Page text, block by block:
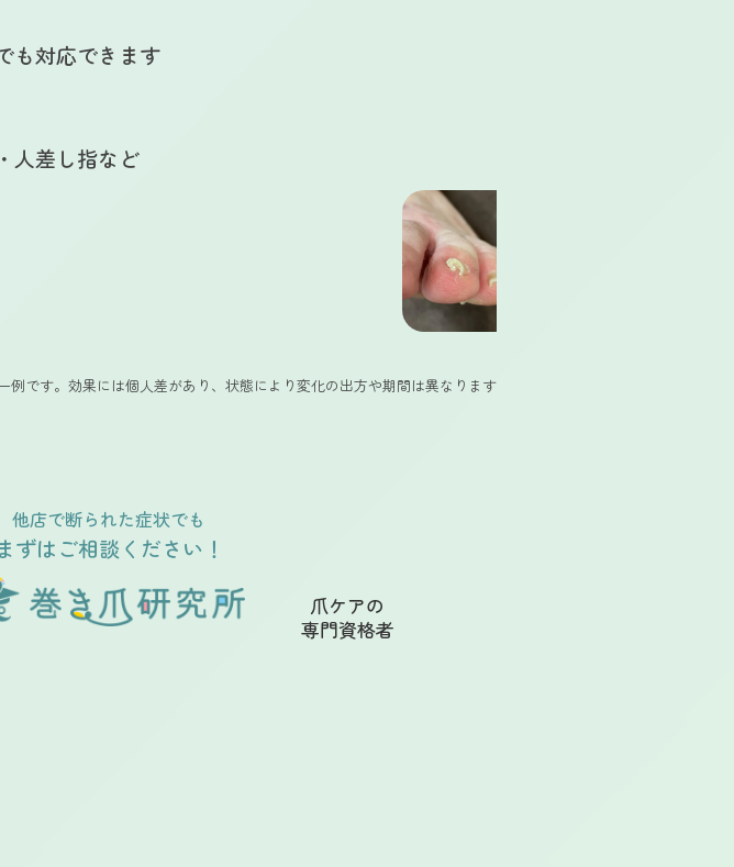
も対応できます
人差し指など
例です。効果には個人差があり、状態により変化の出方や期間は異なります
他店で断られた症状でも
まずはご相談ください！
爪ケアの
専門資格者